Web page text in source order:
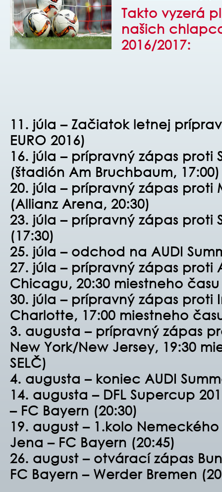
Takto vyzerá
našich
2016/2017:
11. júla – Začiatok letnej
EURO 2016)
16. júla – prípravný zápas proti
(štadión Am Bruchbaum, 17:00)
20. júla – prípravný zápas proti
(Allianz Arena, 20:30)
23. júla – prípravný zápas proti
(17:30)
25. júla – odchod na AUDI
27. júla – prípravný zápas proti
Chicagu, 20:30 miestneho času
30. júla – prípravný zápas proti
Charlotte, 17:00 miestneho
3. augusta – prípravný zápas
New York/New Jersey, 19:30
SELČ)
4. augusta – koniec AUDI
14. augusta – DFL Supercup
– FC Bayern (20:30)
19. august – 1.kolo
Jena – FC Bayern (20:45)
26. august – otvárací zápas
FC Bayern – Werder Bremen